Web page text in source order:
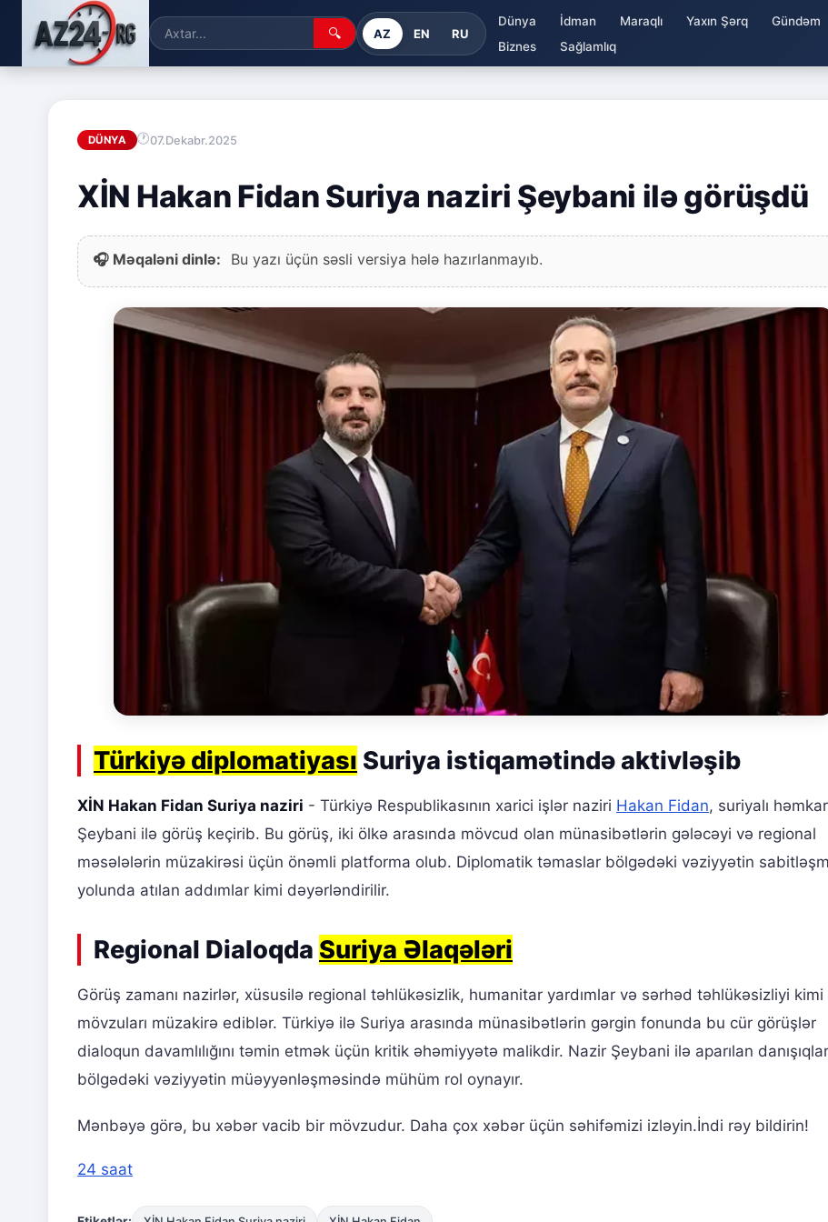
🔍 AZ EN RU
Dünya İdman Maraqlı Yaxın Şərq Gündəm
Biznes
Sağlamlıq
DÜNYA 07.Dekabr.2025
XİN Hakan Fidan Suriya naziri Şeybani ilə görüşdü
🎧 Məqaləni dinlə: Bu yazı üçün səsli versiya hələ hazırlanmayıb.
Türkiyə diplomatiyası Suriya istiqamətində aktivləşib
XİN Hakan Fidan Suriya naziri - Türkiyə Respublikasının xarici işlər naziri Hakan Fidan, suriyalı
Şeybani ilə görüş keçirib. Bu görüş, iki ölkə arasında mövcud olan münasibətlərin gələcəyi və regional
məsələlərin müzakirəsi üçün önəmli platforma olub. Diplomatik təmaslar bölgədəki vəziyyətin
yolunda atılan addımlar kimi dəyərləndirilir.
Regional Dialoqda Suriya Əlaqələri
Görüş zamanı nazirlər, xüsusilə regional təhlükəsizlik, humanitar yardımlar və sərhəd təhlükəsizliyi kimi
mövzuları müzakirə ediblər. Türkiyə ilə Suriya arasında münasibətlərin gərgin fonunda bu cür görüşlər
dialoqun davamlılığını təmin etmək üçün kritik əhəmiyyətə malikdir. Nazir Şeybani ilə aparılan danışıqlar
bölgədəki vəziyyətin müəyyənləşməsində mühüm rol oynayır.
Mənbəyə görə, bu xəbər vacib bir mövzudur. Daha çox xəbər üçün səhifəmizi izləyin.İndi rəy bildirin!
24 saat